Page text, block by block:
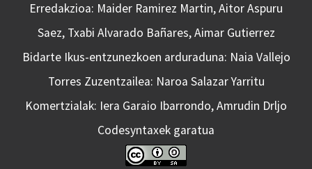
Erredakzioa: Maider Ramirez Martin, Aitor Aspuru
Saez, Txabi Alvarado Bañares, Aimar Gutierrez
Bidarte Ikus-entzunezkoen arduraduna: Naia Vallejo
Torres Zuzentzailea: Naroa Salazar Yarritu
Komertzialak: Iera Garaio Ibarrondo, Amrudin Drljo
Codesyntaxek garatua